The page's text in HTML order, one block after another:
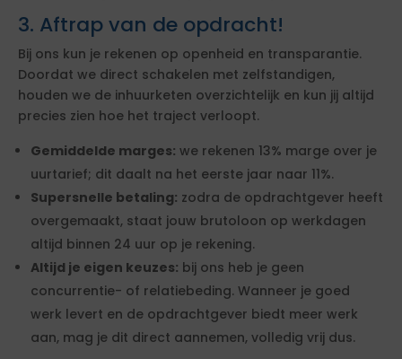
3. Aftrap van de opdracht!
Bij ons kun je rekenen op openheid en transparantie.
Doordat we direct schakelen met zelfstandigen,
houden we de inhuurketen overzichtelijk en kun jij altijd
precies zien hoe het traject verloopt.
Gemiddelde marges: we rekenen 13% marge over je
uurtarief; dit daalt na het eerste jaar naar 11%.
Supersnelle betaling: zodra de opdrachtgever heeft
overgemaakt, staat jouw brutoloon op werkdagen
altijd binnen 24 uur op je rekening.
Altijd je eigen keuzes: bij ons heb je geen
concurrentie- of relatiebeding. Wanneer je goed
werk levert en de opdrachtgever biedt meer werk
aan, mag je dit direct aannemen, volledig vrij dus.